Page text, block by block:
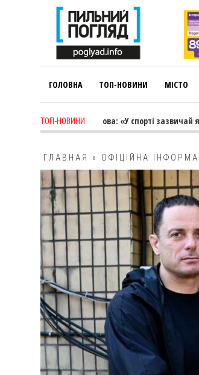
ГОЛОВНА ТОП-НОВИНИ МІСТО
ТОП-НОВИНИ
Лариса Коновалова: «У спорті зазвичай як
ГЛАВНАЯ » ОФІЦІЙНА
НАПРЯМОК ГЕНЕРАТОР І